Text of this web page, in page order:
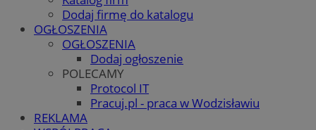
Dodaj firmę do katalogu
OGŁOSZENIA
OGŁOSZENIA
Dodaj ogłoszenie
POLECAMY
Protocol IT
Pracuj.pl - praca w Wodzisławiu
REKLAMA